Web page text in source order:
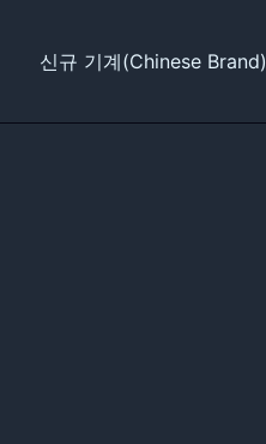
신규 기계(Chinese Brand)